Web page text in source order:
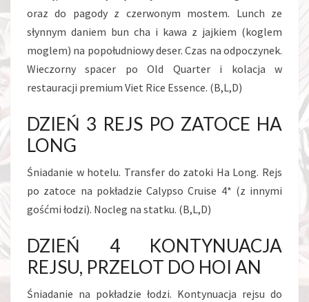
oraz do pagody z czerwonym mostem. Lunch ze
słynnym daniem bun cha i kawa z jajkiem (koglem
moglem) na popołudniowy deser. Czas na odpoczynek.
Wieczorny spacer po Old Quarter i kolacja w
restauracji premium Viet Rice Essence. (B,L,D)
DZIEŃ 3 REJS PO ZATOCE HA
LONG
Śniadanie w hotelu. Transfer do zatoki Ha Long. Rejs
po zatoce na pokładzie Calypso Cruise 4* (z innymi
gośćmi łodzi). Nocleg na statku. (B,L,D)
DZIEŃ 4 KONTYNUACJA
REJSU, PRZELOT DO HOI AN
Śniadanie na pokładzie łodzi. Kontynuacja rejsu do